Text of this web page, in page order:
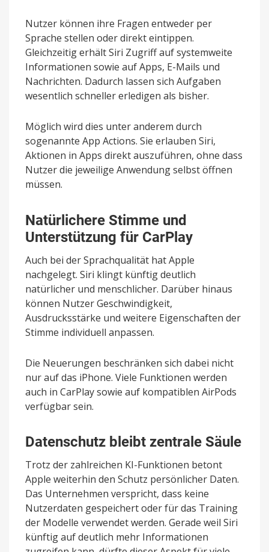
Nutzer können ihre Fragen entweder per
Sprache stellen oder direkt eintippen.
Gleichzeitig erhält Siri Zugriff auf systemweite
Informationen sowie auf Apps, E-Mails und
Nachrichten. Dadurch lassen sich Aufgaben
wesentlich schneller erledigen als bisher.
Möglich wird dies unter anderem durch
sogenannte App Actions. Sie erlauben Siri,
Aktionen in Apps direkt auszuführen, ohne dass
Nutzer die jeweilige Anwendung selbst öffnen
müssen.
Natürlichere Stimme und
Unterstützung für CarPlay
Auch bei der Sprachqualität hat Apple
nachgelegt. Siri klingt künftig deutlich
natürlicher und menschlicher. Darüber hinaus
können Nutzer Geschwindigkeit,
Ausdrucksstärke und weitere Eigenschaften der
Stimme individuell anpassen.
Die Neuerungen beschränken sich dabei nicht
nur auf das iPhone. Viele Funktionen werden
auch in CarPlay sowie auf kompatiblen AirPods
verfügbar sein.
Datenschutz bleibt zentrale Säule
Trotz der zahlreichen KI-Funktionen betont
Apple weiterhin den Schutz persönlicher Daten.
Das Unternehmen verspricht, dass keine
Nutzerdaten gespeichert oder für das Training
der Modelle verwendet werden. Gerade weil Siri
künftig auf deutlich mehr Informationen